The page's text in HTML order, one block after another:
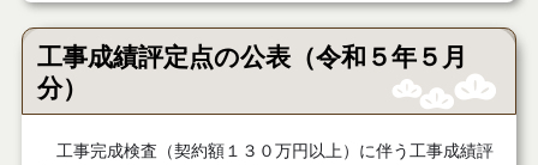
工事成績評定点の公表（令和５年５月
分）
工事完成検査（契約額１３０万円以上）に伴う工事成績評